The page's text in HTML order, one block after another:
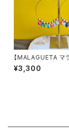
【MALAGUETA マラ
ブリックパール リン
¥3,300